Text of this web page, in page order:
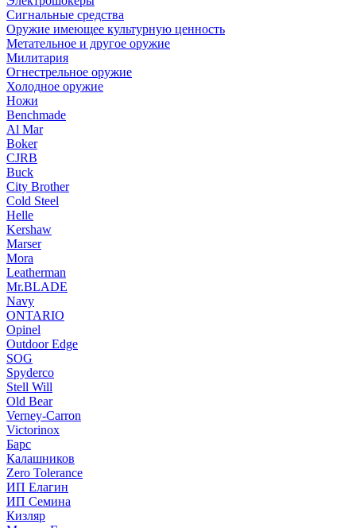
Сигнальные средства
Оружие имеющее культурную ценность
Метательное и другое оружие
Милитария
Огнестрельное оружие
Холодное оружие
Ножи
Benchmade
Al Mar
Boker
CJRB
Buck
City Brother
Cold Steel
Helle
Kershaw
Marser
Mora
Leatherman
Mr.BLADE
Navy
ONTARIO
Opinel
Outdoor Edge
SOG
Spyderco
Stell Will
Old Bear
Verney-Carron
Victorinox
Барс
Калашников
Zero Tolerance
ИП Елагин
ИП Семина
Кизляр